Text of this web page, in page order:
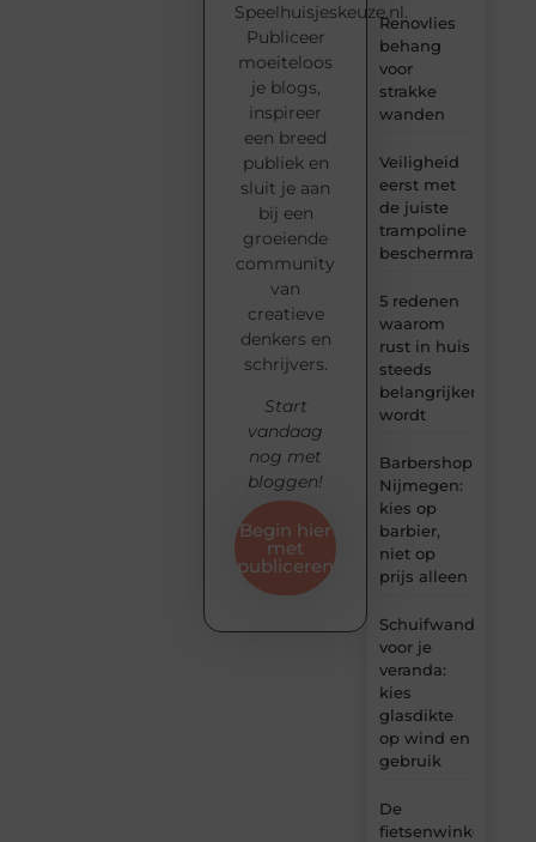
Renovlies
behang
voor
strakke
wanden
Veiligheid
eerst met
de juiste
trampoline
beschermrand
5 redenen
waarom
rust in huis
steeds
belangrijker
wordt
Barbershop
Nijmegen:
kies op
barbier,
niet op
prijs alleen
Schuifwand
voor je
veranda:
kies
glasdikte
op wind en
gebruik
De
fietsenwinkel
Speelhuisjeskeuze.nl.
Publiceer
moeiteloos
je blogs,
inspireer
een breed
publiek en
sluit je aan
bij een
groeiende
community
van
creatieve
denkers en
schrijvers.
Start
vandaag
nog met
bloggen!
Begin hier
met
publiceren